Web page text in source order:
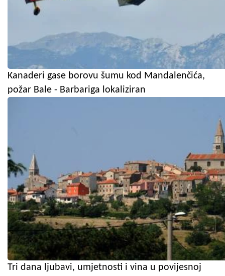
Kanaderi gase borovu šumu kod Mandalenčića,
požar Bale - Barbariga lokaliziran
Tri dana ljubavi, umjetnosti i vina u povijesnoj